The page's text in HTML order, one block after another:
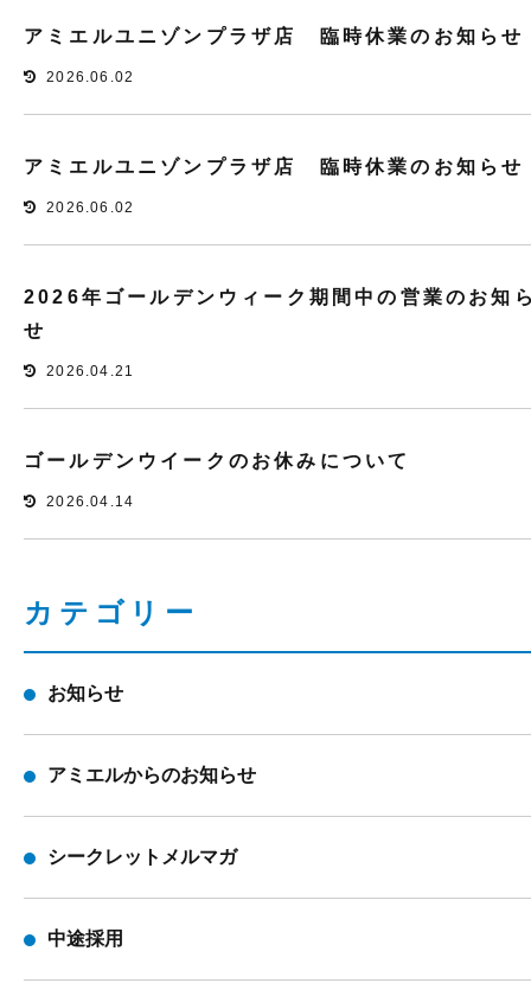
アミエルユニゾンプラザ店 臨時休業のお知らせ
2026.06.02
アミエルユニゾンプラザ店 臨時休業のお知らせ
2026.06.02
2026年ゴールデンウィーク期間中の営業のお知
せ
2026.04.21
ゴールデンウイークのお休みについて
2026.04.14
カテゴリー
お知らせ
アミエルからのお知らせ
シークレットメルマガ
中途採用